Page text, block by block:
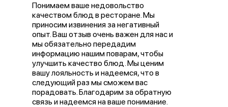
Понимаем ваше недовольство
качеством блюд в ресторане. Мы
приносим извинения за негативный
опыт. Ваш отзыв очень важен для нас и
мы обязательно передадим
информацию нашим поварам, чтобы
улучшить качество блюд. Мы ценим
вашу лояльность и надеемся, что в
следующий раз мы сможем вас
порадовать. Благодарим за обратную
связь и надеемся на ваше понимание.